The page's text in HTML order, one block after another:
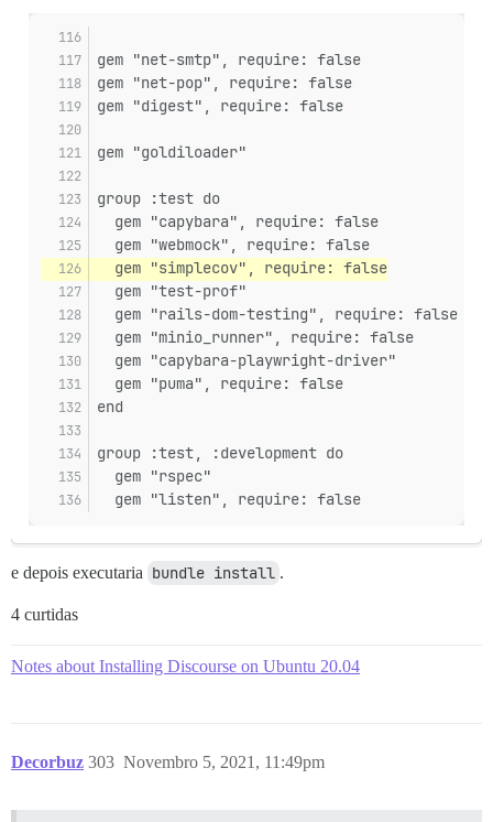
gem "net-smtp", require: false
gem "net-pop", require: false
gem "digest", require: false
gem "goldiloader"
group :test do
  gem "capybara", require: false
  gem "webmock", require: false
  gem "simplecov", require: false
  gem "test-prof"
  gem "rails-dom-testing", require: false
  gem "minio_runner", require: false
  gem "capybara-playwright-driver"
  gem "puma", require: false
end
group :test, :development do
  gem "rspec"
  gem "listen", require: false
e depois executaria bundle install .
4 curtidas
Notes about Installing Discourse on Ubuntu 20.04
Decorbuz Novembro 5, 2021, 11:49pm
303